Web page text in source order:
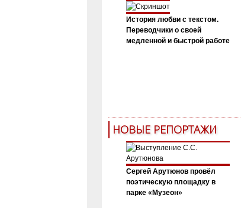
История любви с текстом.
Переводчики о своей
медленной и быстрой работе
НОВЫЕ РЕПОРТАЖИ
Сергей Арутюнов провёл
поэтическую площадку в
парке «Музеон»